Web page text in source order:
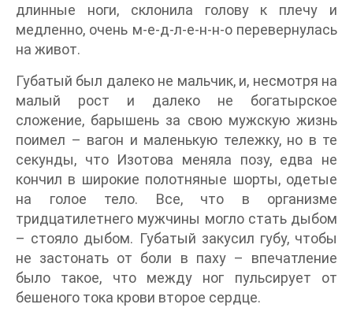
длинные ноги, склонила голову к плечу и
медленно, очень м-е-д-л-е-н-н-о перевернулась
на живот.
Губатый был далеко не мальчик, и, несмотря на
малый рост и далеко не богатырское
сложение, барышень за свою мужскую жизнь
поимел – вагон и маленькую тележку, но в те
секунды, что Изотова меняла позу, едва не
кончил в широкие полотняные шорты, одетые
на голое тело. Все, что в организме
тридцатилетнего мужчины могло стать дыбом
– стояло дыбом. Губатый закусил губу, чтобы
не застонать от боли в паху – впечатление
было такое, что между ног пульсирует от
бешеного тока крови второе сердце.